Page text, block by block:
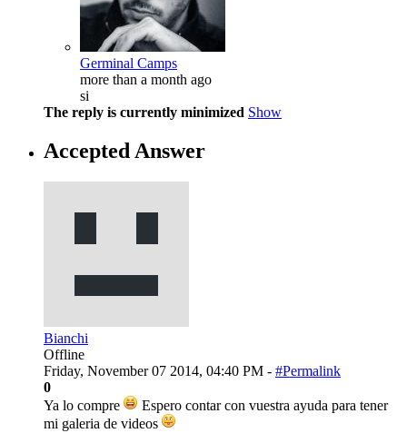
Germinal Camps
more than a month ago
si
The reply is currently minimized Show
Accepted Answer
Bianchi
Offline
Friday, November 07 2014, 04:40 PM - #Permalink
0
Ya lo compre
Espero contar con vuestra ayuda para tener
mi galeria de videos